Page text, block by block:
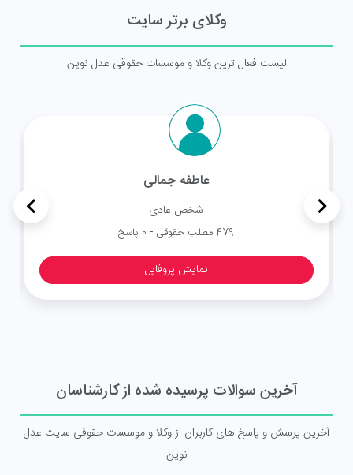
وکلای برتر سایت
لیست فعال ترین وکلا و موسسات حقوقی عدل نوین
عاطفه جمالی
شخص عادی
479 مطلب حقوقی - 0 پاسخ
نمایش پروفایل
<
>
آخرین سوالات پرسیده شده از کارشناسان
آخرین پرسش و پاسخ های کاربران از وکلا و موسسات حقوقی سایت عدل
نوین